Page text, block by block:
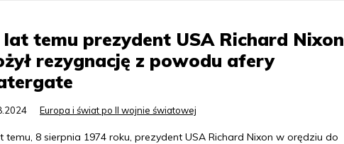
lat temu prezydent USA Richard Nixon
rezygnację z powodu afery
Europa i świat po II wojnie światowej
temu, 8 sierpnia 1974 roku, prezydent USA Richard Nixon w orędziu do